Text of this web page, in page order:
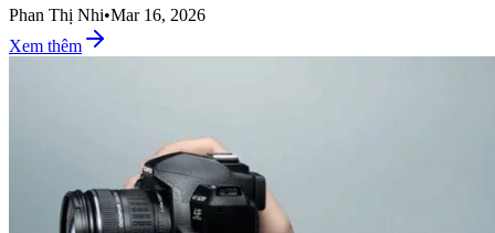
Phan Thị Nhi•Mar 16, 2026
Xem thêm